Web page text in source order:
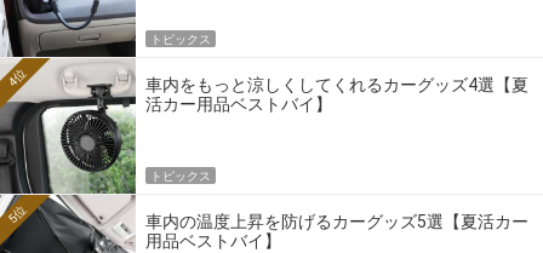
トピックス
車内をもっと涼しくしてくれるカーグッズ4選【夏
活カー用品ベストバイ】
4位
トピックス
車内の温度上昇を防げるカーグッズ5選【夏活カー
用品ベストバイ】
5位